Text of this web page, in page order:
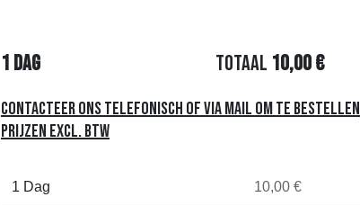
1 dag Totaal 10,00€
Contacteer ons telefonisch of via mail om te bestellen
Prijzen excl. btw
1 Dag 10,00 €